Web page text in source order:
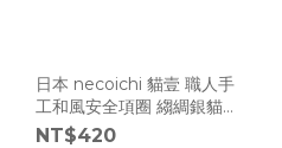
日本 necoichi 貓壹 職人手
工和風安全項圈 縐綢銀貓鈴
- 藍 [A5140]
NT$420